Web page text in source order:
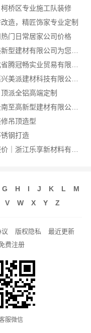
桥区专业施工队装修
造，精匠饰家专业定制
门日常居家公司价格
自住房家装装修环保材料，嘉兴美派建材科技有限公司一线品牌正品保障
派全铝高端定制
五华一站式装修公司对比，云南至高新型建材有限公司领先
吊顶造型
钢打造
G H I J K L
M
V W X Y Z
版权隐私
最近更新
费注册
服微信